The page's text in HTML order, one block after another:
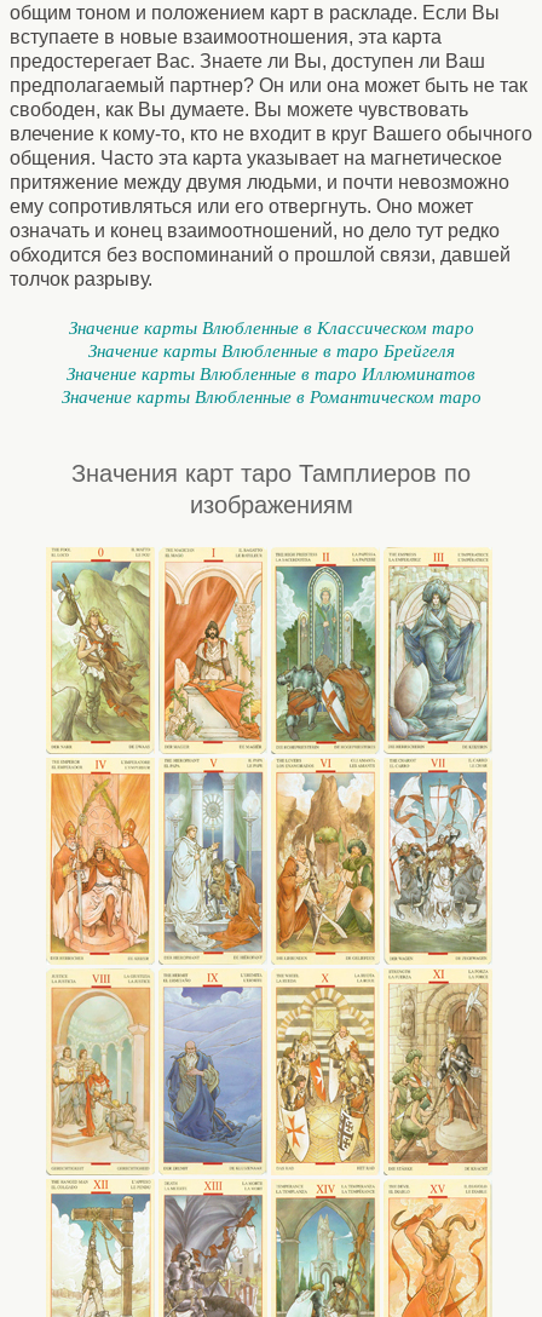
общим тоном и положением карт в раскладе. Если Вы
вступаете в новые взаимоотношения, эта карта
предостерегает Вас. Знаете ли Вы, доступен ли Ваш
предполагаемый партнер? Он или она может быть не так
свободен, как Вы думаете. Вы можете чувствовать
влечение к кому-то, кто не входит в круг Вашего обычного
общения. Часто эта карта указывает на магнетическое
притяжение между двумя людьми, и почти невозможно
ему сопротивляться или его отвергнуть. Оно может
означать и конец взаимоотношений, но дело тут редко
обходится без воспоминаний о прошлой связи, давшей
толчок разрыву.
Значение карты Влюбленные в Классическом таро
Значение карты Влюбленные в таро Брейгеля
Значение карты Влюбленные в таро Иллюминатов
Значение карты Влюбленные в Романтическом таро
Значения карт таро Тамплиеров по
изображениям